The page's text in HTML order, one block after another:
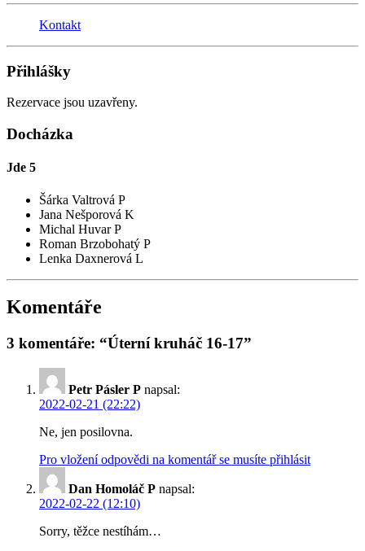
Kontakt
Přihlášky
Rezervace jsou uzavřeny.
Docházka
Jde 5
Šárka Valtrová P
Jana Nešporová K
Michal Huvar P
Roman Brzobohatý P
Lenka Daxnerová L
Komentáře
3 komentáře: “Úterní kruháč 16-17”
Petr Pásler P napsal:
2022-02-21 (22:22)
Ne, jen posilovna.
Pro vložení odpovědi na komentář se musíte přihlásit
Dan Homoláč P napsal:
2022-02-22 (12:10)
Sorry, těžce nestíhám…